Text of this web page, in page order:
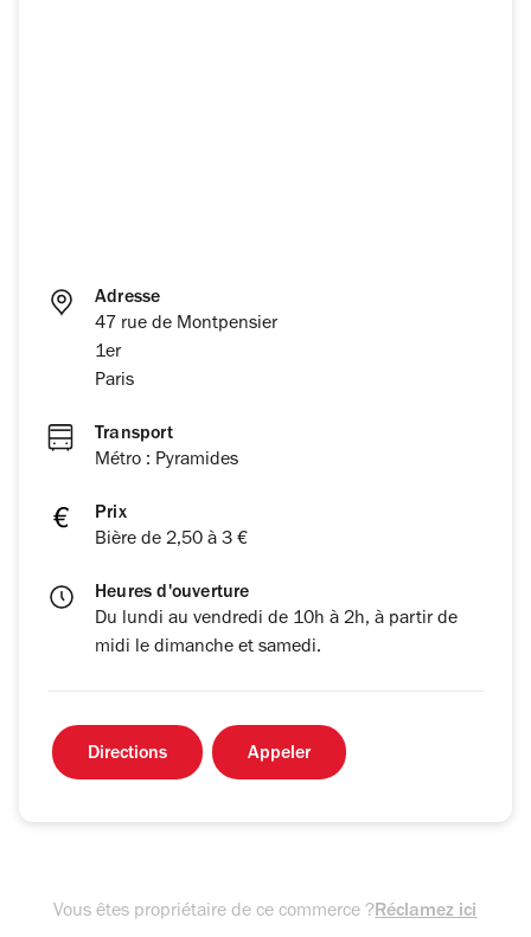
Adresse
47 rue de Montpensier
1er
Paris
Transport
Métro : Pyramides
Prix
Bière de 2,50 à 3 €
Heures d'ouverture
Du lundi au vendredi de 10h à 2h, à partir de
midi le dimanche et samedi.
Directions Appeler
Vous êtes propriétaire de ce commerce ?Réclamez ici